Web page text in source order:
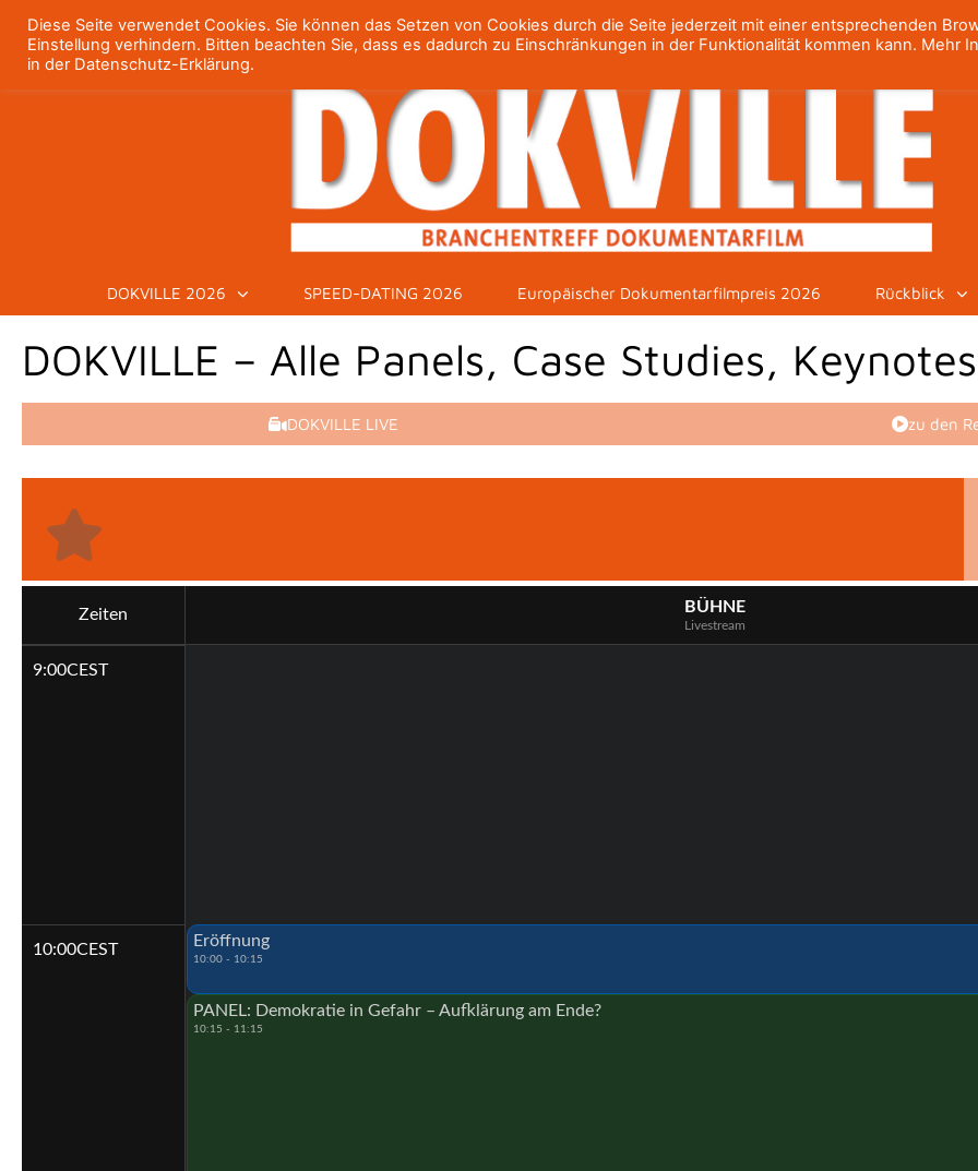
DOKVILLE 2026 SPEED-DATING 2026 Europäischer Dokumentarfilmpreis 2026 Rückblick
DOKVILLE – Alle Panels, Case Studies,
DOKVILLE LIVE zu den
Zeiten BÜHNE
Livestream
9:00CEST
10:00CEST Eröffnung
10:00 - 10:15
PANEL: Demokratie in Gefahr – Aufklärung am Ende?
10:15 - 11:15
Diese Seite verwendet Cookies. Sie können das Setzen von Cookies durch die Seite jederzeit mit einer entsprechenden
Einstellung verhindern. Bitten beachten Sie, dass es dadurch zu Einschränkungen in der Funktionalität kommen kann. Mehr
in der Datenschutz-Erklärung.